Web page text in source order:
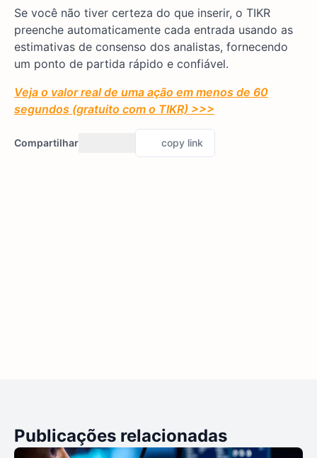
Se você não tiver certeza do que inserir, o TIKR
preenche automaticamente cada entrada usando as
estimativas de consenso dos analistas, fornecendo
um ponto de partida rápido e confiável.
Veja o valor real de uma ação em menos de 60
segundos (gratuito com o TIKR) >>>
Compartilhar copy link
Publicações relacionadas